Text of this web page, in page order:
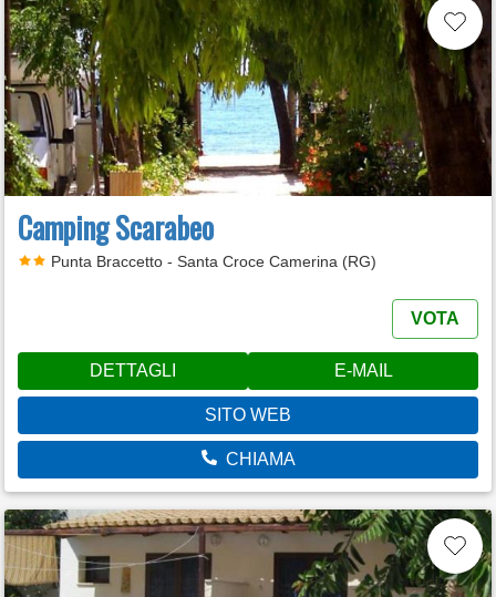
Camping Scarabeo
Punta Braccetto - Santa Croce Camerina (RG)
VOTA
DETTAGLI E-MAIL
SITO WEB
CHIAMA